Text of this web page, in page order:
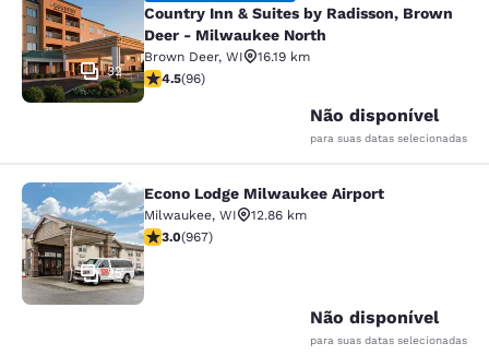
32
Country Inn & Suites by Radisson, Brown
Deer - Milwaukee North
Brown Deer, WI
16.19 km
classificação 4.45 estrelas. Excelente. 96 avaliações
4.5(96)
Não disponível
para suas datas selecionadas
Econo Lodge Milwaukee Airport
25
Econo Lodge Milwaukee Airport
Milwaukee, WI
12.86 km
classificação 2.95 estrelas. Razoável. 967 avaliações
3.0(967)
Não disponível
para suas datas selecionadas